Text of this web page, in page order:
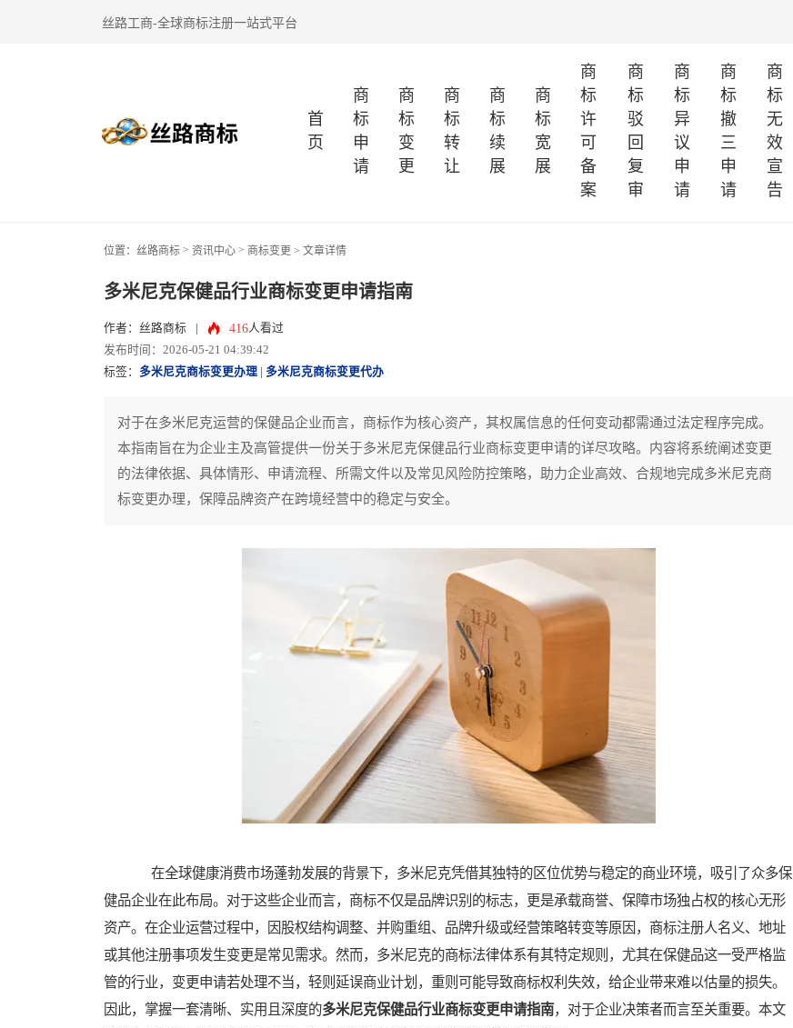
丝路工商-全球商标注册一站式平台
首
页
商
标
申
请
商
标
变
更
商
标
转
让
商
标
续
展
商
标
宽
展
商
标
许
可
备
案
商
标
驳
回
复
审
商
标
异
议
申
请
商
标
撤
三
申
请
商
标
无
效
宣
告
位置： 丝路商标 > 资讯中心 > 商标变更 > 文章详情
多米尼克保健品行业商标变更申请指南
作者：丝路商标 416人看过
发布时间：2026-05-21 04:39:42
标签： 多米尼克商标变更办理 多米尼克商标变更代办
对于在多米尼克运营的保健品企业而言，商标作为核心资产，其权属信息的任何变动都需通过法定程序完成。
本指南旨在为企业主及高管提供一份关于多米尼克保健品行业商标变更申请的详尽攻略。内容将系统阐述变更
的法律依据、具体情形、申请流程、所需文件以及常见风险防控策略，助力企业高效、合规地完成多米尼克商
标变更办理，保障品牌资产在跨境经营中的稳定与安全。
在全球健康消费市场蓬勃发展的背景下，多米尼克凭借其独特的区位优势与稳定的商业环境，吸引了众多保
健品企业在此布局。对于这些企业而言，商标不仅是品牌识别的标志，更是承载商誉、保障市场独占权的核心无形
资产。在企业运营过程中，因股权结构调整、并购重组、品牌升级或经营策略转变等原因，商标注册人名义、地址
或其他注册事项发生变更是常见需求。然而，多米尼克的商标法律体系有其特定规则，尤其在保健品这一受严格监
管的行业，变更申请若处理不当，轻则延误商业计划，重则可能导致商标权利失效，给企业带来难以估量的损失。
因此，掌握一套清晰、实用且深度的多米尼克保健品行业商标变更申请指南，对于企业决策者而言至关重要。本文